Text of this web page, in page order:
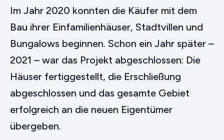
Im Jahr 2020 konnten die Käufer mit dem
Bau ihrer Einfamilienhäuser, Stadtvillen und
Bungalows beginnen. Schon ein Jahr später –
2021 – war das Projekt abgeschlossen: Die
Häuser fertiggestellt, die Erschließung
abgeschlossen und das gesamte Gebiet
erfolgreich an die neuen Eigentümer
übergeben.